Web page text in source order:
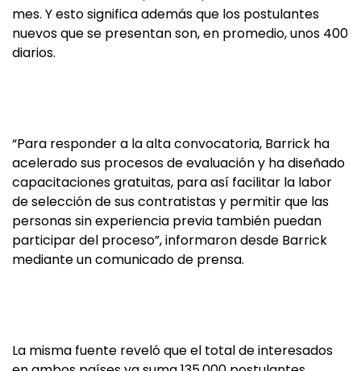
mes. Y esto significa además que los postulantes
nuevos que se presentan son, en promedio, unos 400
diarios.
“Para responder a la alta convocatoria, Barrick ha
acelerado sus procesos de evaluación y ha diseñado
capacitaciones gratuitas, para así facilitar la labor
de selección de sus contratistas y permitir que las
personas sin experiencia previa también puedan
participar del proceso”, informaron desde Barrick
mediante un comunicado de prensa.
La misma fuente reveló que el total de interesados